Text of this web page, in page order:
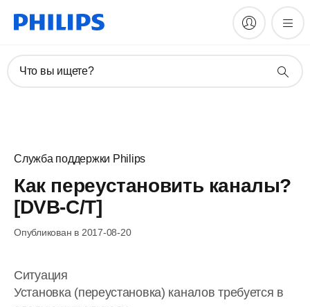
Что вы ищете?
Служба поддержки Philips
Как переустановить каналы?
[DVB-C/T]
Опубликован в 2017-08-20
Ситуация
Установка (переустановка) каналов требуется в